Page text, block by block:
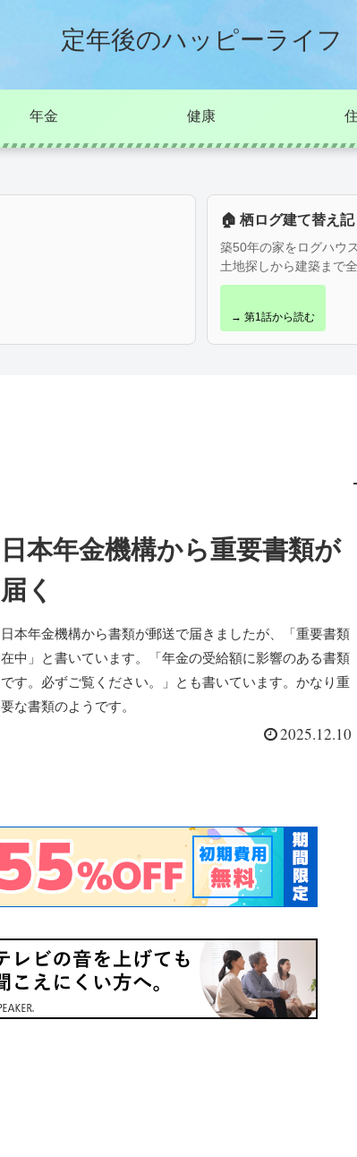
定年後のハッピーライフ
年金 健康
🏠 栖ログ建て替え記
築50年の家をログハウス
土地探しから建築まで全
→ 第1話から読む
日本年金機構から重要書類が
届く
日本年金機構から書類が郵送で届きましたが、「重要書類
在中」と書いています。「年金の受給額に影響のある書類
です。必ずご覧ください。」とも書いています。かなり重
要な書類のようです。
2025.12.10